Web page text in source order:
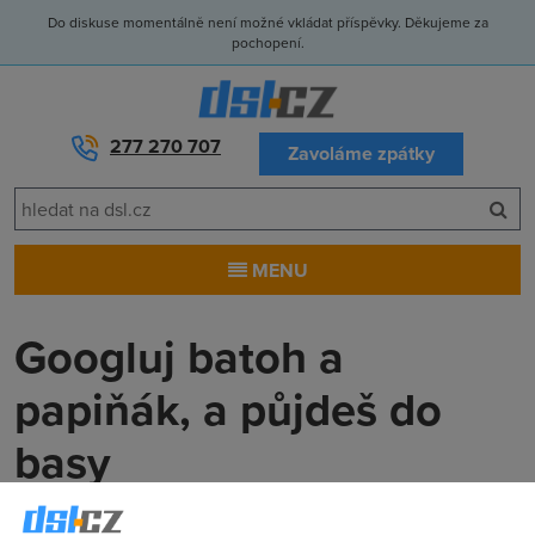
Do diskuse momentálně není možné vkládat příspěvky. Děkujeme za
pochopení.
277 270 707 Zavoláme zpátky
MENU
Googluj batoh a
papiňák, a půjdeš do
basy
Anonym(8.8.2013 11:00:00)